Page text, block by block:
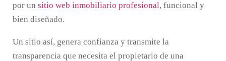
por un sitio web inmobiliario profesional, funcional y
bien diseñado.
Un sitio así, genera confianza y transmite la
transparencia que necesita el propietario de una